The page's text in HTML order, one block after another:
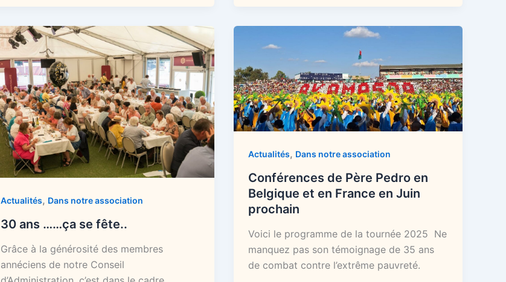
Actualités, Dans notre association
30 ans ……ça se fête..
Grâce à la générosité des membres
annéciens de notre Conseil
Actualités, Dans notre association
Conférences de Père Pedro en
Belgique et en France en Juin
prochain
Voici le programme de la tournée 2025 Ne
manquez pas son témoignage de 35 ans
de combat contre l’extrême pauvreté.